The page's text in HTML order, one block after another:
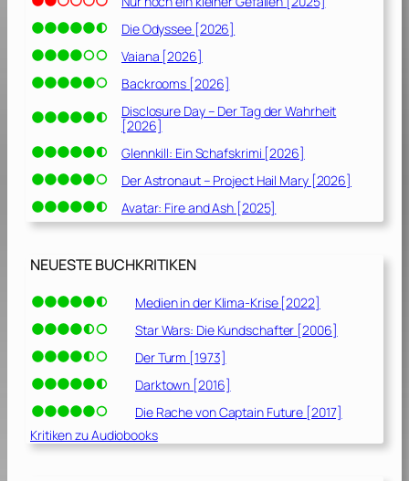
Die Odyssee [2026]
Vaiana [2026]
Backrooms [2026]
Disclosure Day – Der Tag der Wahrheit
[2026]
Glennkill: Ein Schafskrimi [2026]
Der Astronaut – Project Hail Mary [2026]
Avatar: Fire and Ash [2025]
NEUESTE BUCHKRITIKEN
Medien in der Klima-Krise [2022]
Star Wars: Die Kundschafter [2006]
Der Turm [1973]
Darktown [2016]
Die Rache von Captain Future [2017]
Kritiken zu Audiobooks